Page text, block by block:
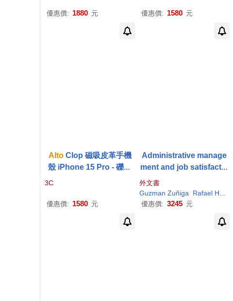
優惠價: 1880 元 優惠價: 1580 元
AltoClop 磁吸皮革手機
殼 iPhone 15 Pro - 礫石
3C
優惠價: 1580 元
Administrative manage
ment and job satisfactio
n of the ODPE-
zonas
外文書
Guzman Zuñiga
Rafael Hector
優惠價: 3245 元